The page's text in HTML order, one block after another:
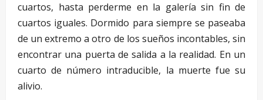
cuartos, hasta perderme en la galería sin fin de
cuartos iguales. Dormido para siempre se paseaba
de un extremo a otro de los sueños incontables, sin
encontrar una puerta de salida a la realidad. En un
cuarto de número intraducible, la muerte fue su
alivio.